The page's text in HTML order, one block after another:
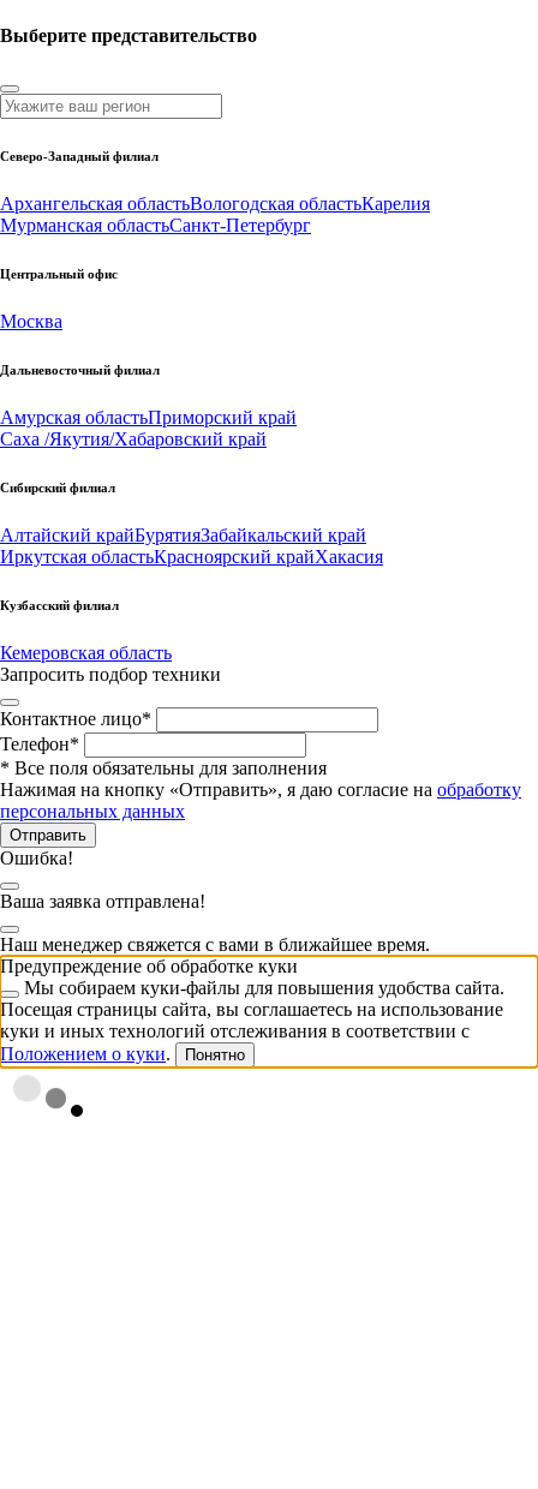
Выберите представительство
Северо-Западный филиал
Архангельская областьВологодская областьКарелия
Мурманская областьСанкт-Петербург
Центральный офис
Москва
Дальневосточный филиал
Амурская областьПриморский край
Саха /Якутия/Хабаровский край
Сибирский филиал
Алтайский крайБурятияЗабайкальский край
Иркутская областьКрасноярский крайХакасия
Кузбасский филиал
Кемеровская область
Запросить подбор техники
Контактное лицо*
Телефон*
* Все поля обязательны для заполнения
Нажимая на кнопку «Отправить», я даю согласие на обработку
персональных данных
Отправить
Ошибка!
Ваша заявка отправлена!
Наш менеджер свяжется с вами в ближайшее время.
Предупреждение об обработке куки
Мы собираем куки-файлы для повышения удобства сайта.
Посещая страницы сайта, вы соглашаетесь на использование
куки и иных технологий отслеживания в соответствии с
Положением о куки. Понятно